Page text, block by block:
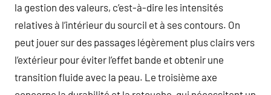
la gestion des valeurs, c’est-à-dire les intensités
relatives à l’intérieur du sourcil et à ses contours. On
peut jouer sur des passages légèrement plus clairs vers
l’extérieur pour éviter l’effet bande et obtenir une
transition fluide avec la peau. Le troisième axe